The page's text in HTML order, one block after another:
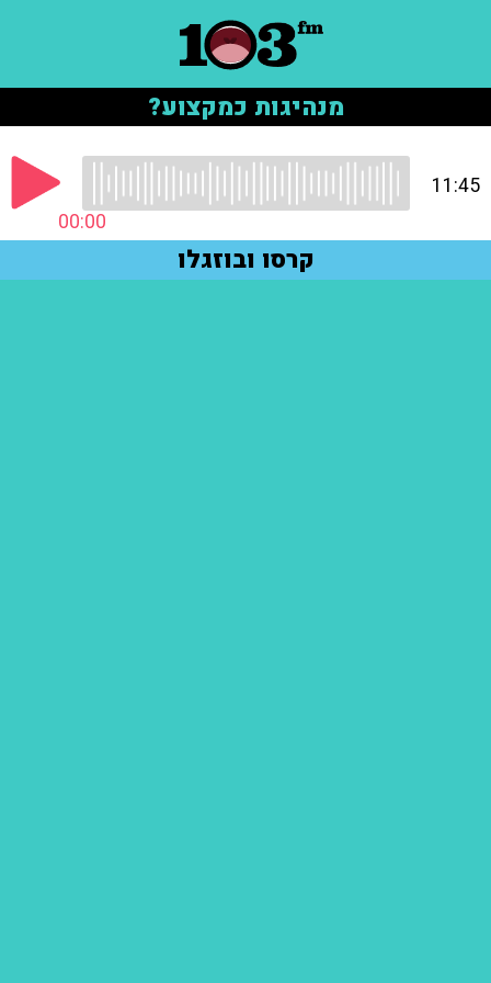
מנהיגות כמקצוע?
00:00
11:45
קרסו ובוזגלו